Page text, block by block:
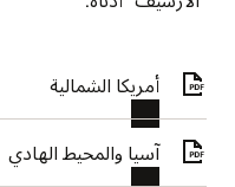
أمريكا الشمالية
آسيا والمحيط الهادي